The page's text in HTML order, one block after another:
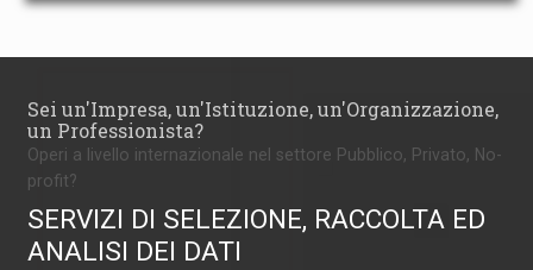
Sei un'Impresa, un'Istituzione, un'Organizzazione,
un Professionista?
Operi a livello internazionale nel settore Pubblico, Privato, No-
profit?
SERVIZI DI SELEZIONE, RACCOLTA ED
ANALISI DEI DATI